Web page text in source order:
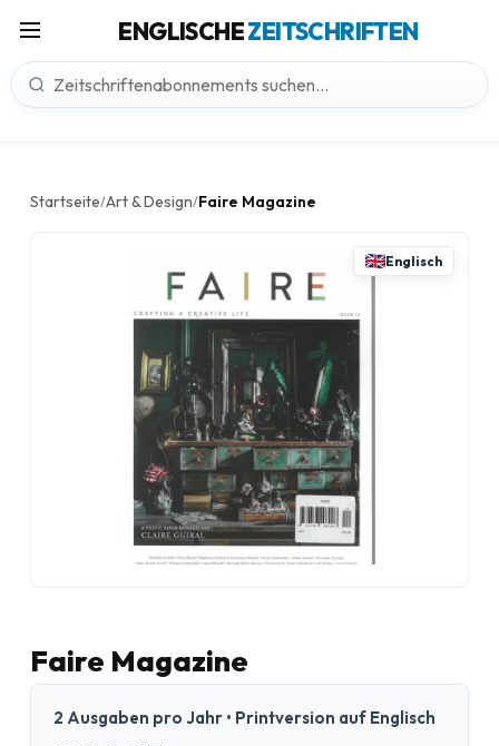
ENGLISCHEZEITSCHRIFTEN
Startseite/Art & Design/Faire Magazine
Englisch
Faire Magazine
2 Ausgaben pro Jahr • Printversion auf Englisch